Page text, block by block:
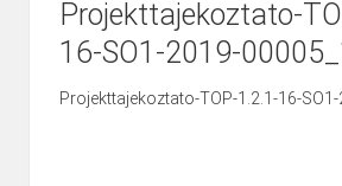
Projekttajekoztato-
16-SO1-2019-
Projekttajekoztato-TOP-1.2.1-16-SO1-